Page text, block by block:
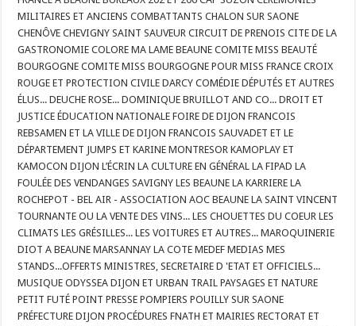
MILITAIRES ET ANCIENS COMBATTANTS CHALON SUR SAONE
CHENÔVE CHEVIGNY SAINT SAUVEUR CIRCUIT DE PRENOIS CITE DE LA
GASTRONOMIE COLORE MA LAME BEAUNE COMITE MISS BEAUTÉ
BOURGOGNE COMITE MISS BOURGOGNE POUR MISS FRANCE CROIX
ROUGE ET PROTECTION CIVILE DARCY COMÉDIE DÉPUTÉS ET AUTRES
ÉLUS... DEUCHE ROSE... DOMINIQUE BRUILLOT AND CO... DROIT ET
JUSTICE ÉDUCATION NATIONALE FOIRE DE DIJON FRANCOIS
REBSAMEN ET LA VILLE DE DIJON FRANCOIS SAUVADET ET LE
DÉPARTEMENT JUMPS ET KARINE MONTRESOR KAMOPLAY ET
KAMOCON DIJON L’ÉCRIN LA CULTURE EN GÉNÉRAL LA FIPAD LA
FOULÉE DES VENDANGES SAVIGNY LES BEAUNE LA KARRIERE LA
ROCHEPOT - BEL AIR - ASSOCIATION AOC BEAUNE LA SAINT VINCENT
TOURNANTE OU LA VENTE DES VINS... LES CHOUETTES DU COEUR LES
CLIMATS LES GRÉSILLES... LES VOITURES ET AUTRES... MAROQUINERIE
DIOT A BEAUNE MARSANNAY LA COTE MEDEF MEDIAS MES
STANDS...OFFERTS MINISTRES, SECRETAIRE D 'ETAT ET OFFICIELS...
MUSIQUE ODYSSEA DIJON ET URBAN TRAIL PAYSAGES ET NATURE
PETIT FUTÉ POINT PRESSE POMPIERS POUILLY SUR SAONE
PRÉFECTURE DIJON PROCÉDURES FNATH ET MAIRIES RECTORAT ET